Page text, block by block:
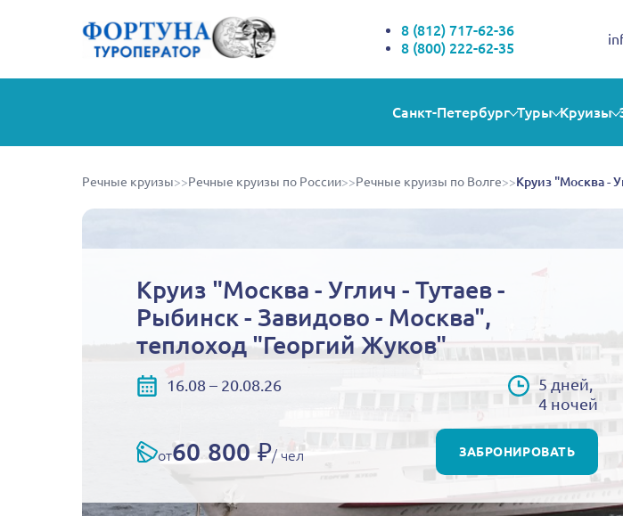
Выбираете себе
8 (812) 717-62-36
8 (800) 222-62-35
Санкт-Петербург Туры Круизы
Речные круизы>>Речные круизы по России>>Речные круизы по Волге>>Круиз "Москва -
Круиз "Москва - Углич - Тутаев -
Рыбинск - Завидово - Москва",
теплоход "Георгий Жуков"
16.08 – 20.08.26
5 дней,
4 ночей
от60 800 ₽/ чел ЗАБРОНИРОВАТЬ